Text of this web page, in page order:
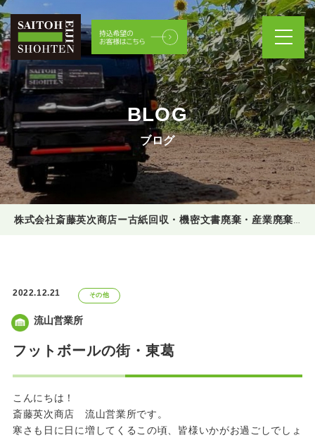
BLOG
ブログ
2022.12.21 その他
流山営業所
フットボールの街・東葛
こんにちは！
斎藤英次商店 流山営業所です。
寒さも日に日に増してくるこの頃、皆様いかがお過ごしでしょ